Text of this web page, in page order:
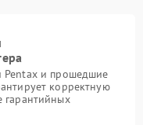
Pentax и прошедшие
корректную
гарантийных